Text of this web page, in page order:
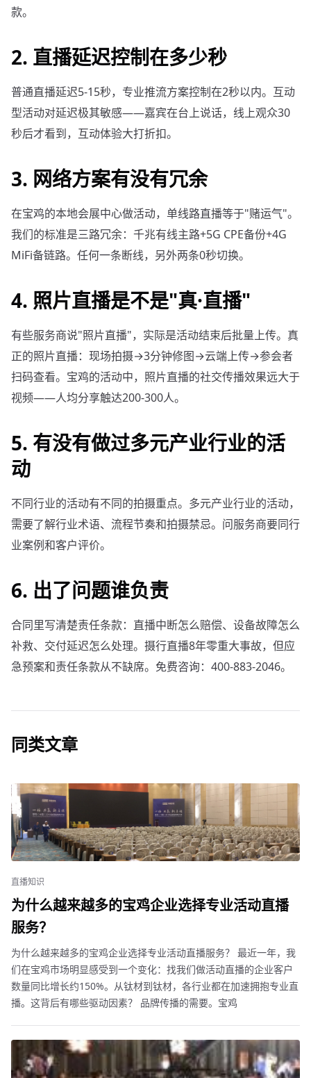
款。
2. 直播延迟控制在多少秒
普通直播延迟5-15秒，专业推流方案控制在2秒以内。互动
型活动对延迟极其敏感——嘉宾在台上说话，线上观众30
秒后才看到，互动体验大打折扣。
3. 网络方案有没有冗余
在宝鸡的本地会展中心做活动，单线路直播等于"赌运气"。
我们的标准是三路冗余：千兆有线主路+5G CPE备份+4G
MiFi备链路。任何一条断线，另外两条0秒切换。
4. 照片直播是不是"真·直播"
有些服务商说"照片直播"，实际是活动结束后批量上传。真
正的照片直播：现场拍摄→3分钟修图→云端上传→参会者
扫码查看。宝鸡的活动中，照片直播的社交传播效果远大于
视频——人均分享触达200-300人。
5. 有没有做过多元产业行业的活
动
不同行业的活动有不同的拍摄重点。多元产业行业的活动，
需要了解行业术语、流程节奏和拍摄禁忌。问服务商要同行
业案例和客户评价。
6. 出了问题谁负责
合同里写清楚责任条款：直播中断怎么赔偿、设备故障怎么
补救、交付延迟怎么处理。摄行直播8年零重大事故，但应
急预案和责任条款从不缺席。免费咨询：400-883-2046。
同类文章
直播知识
为什么越来越多的宝鸡企业选择专业活动直播
服务？
为什么越来越多的宝鸡企业选择专业活动直播服务？ 最近一年，我
们在宝鸡市场明显感受到一个变化：找我们做活动直播的企业客户
数量同比增长约150%。从钛材到钛材，各行业都在加速拥抱专业直
播。这背后有哪些驱动因素？ 品牌传播的需要。宝鸡